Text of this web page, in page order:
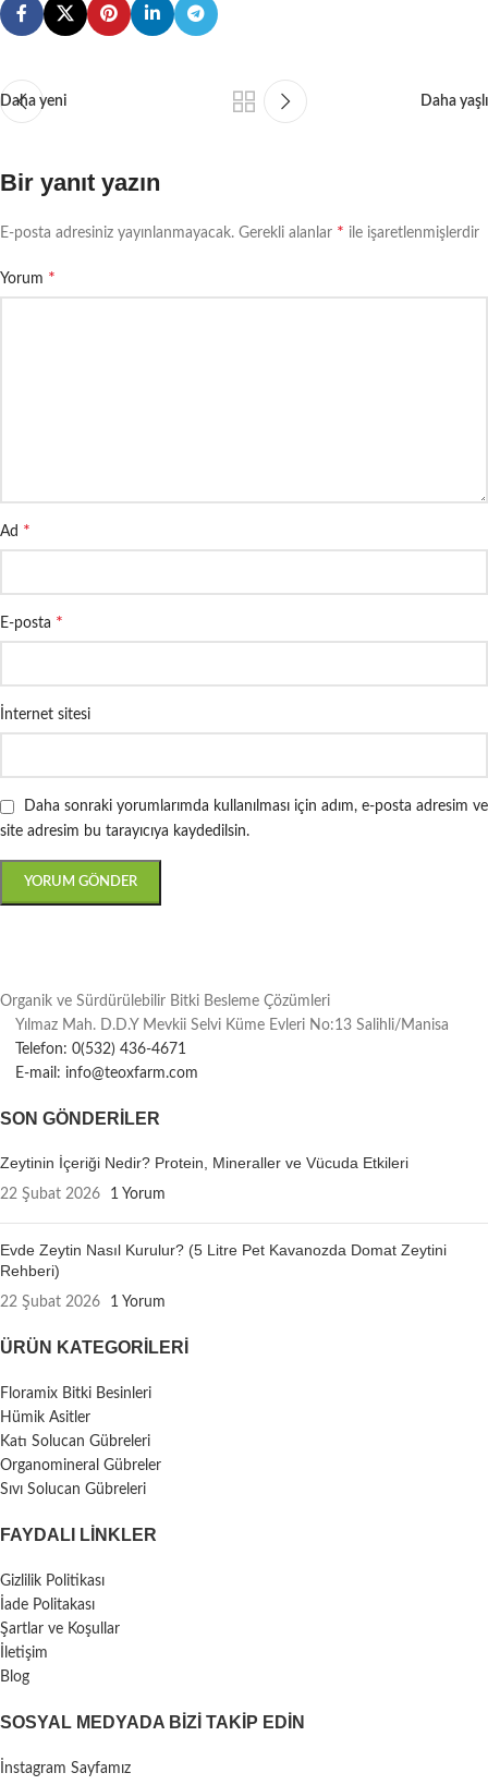
Daha yeni Daha yaşlı
Bir yanıt yazın
E-posta adresiniz yayınlanmayacak. Gerekli alanlar * ile işaretlenmişlerdir
Yorum *
Ad *
E-posta *
İnternet sitesi
Daha sonraki yorumlarımda kullanılması için adım, e-posta adresim ve
site adresim bu tarayıcıya kaydedilsin.
Organik ve Sürdürülebilir Bitki Besleme Çözümleri
Yılmaz Mah. D.D.Y Mevkii Selvi Küme Evleri No:13 Salihli/Manisa
Telefon: 0(532) 436-4671
E-mail: info@teoxfarm.com
SON GÖNDERILER
Zeytinin İçeriği Nedir? Protein, Mineraller ve Vücuda Etkileri
22 Şubat 2026 1 Yorum
Evde Zeytin Nasıl Kurulur? (5 Litre Pet Kavanozda Domat Zeytini
Rehberi)
22 Şubat 2026 1 Yorum
ÜRÜN KATEGORILERI
Floramix Bitki Besinleri
Hümik Asitler
Katı Solucan Gübreleri
Organomineral Gübreler
Sıvı Solucan Gübreleri
FAYDALI LİNKLER
Gizlilik Politikası
İade Politakası
Şartlar ve Koşullar
İletişim
Blog
SOSYAL MEDYADA BIZI TAKIP EDIN
İnstagram Sayfamız